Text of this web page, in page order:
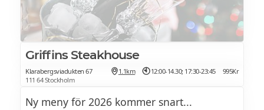
Griffins Steakhouse
Klarabergsviadukten 67
111 64 Stockholm
1.1km 12:00-14.30; 17:30-23:45 995Kr
Ny meny för 2026 kommer snart...